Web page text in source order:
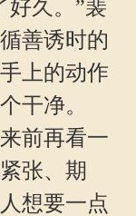
久。”裴
善诱时的
上的动作
干净。
前再看一
张、期
想要一点